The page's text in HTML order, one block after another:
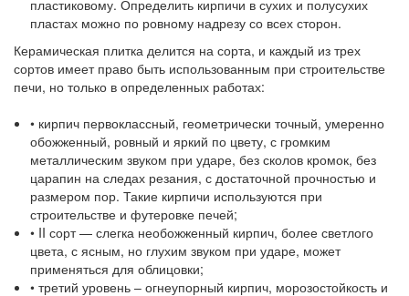
пластиковому. Определить кирпичи в сухих и полусухих
пластах можно по ровному надрезу со всех сторон.
Керамическая плитка делится на сорта, и каждый из трех
сортов имеет право быть использованным при строительстве
печи, но только в определенных работах:
• кирпич первоклассный, геометрически точный, умеренно
обожженный, ровный и яркий по цвету, с громким
металлическим звуком при ударе, без сколов кромок, без
царапин на следах резания, с достаточной прочностью и
размером пор. Такие кирпичи используются при
строительстве и футеровке печей;
• II сорт — слегка необожженный кирпич, более светлого
цвета, с ясным, но глухим звуком при ударе, может
применяться для облицовки;
• третий уровень – огнеупорный кирпич, морозостойкость и